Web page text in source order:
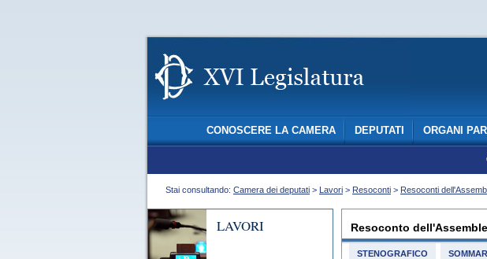
CONOSCERE LA CAMERA DEPUTATI ORGANI
Stai consultando: Camera dei deputati > Lavori > Resoconti > Resoconti
LAVORI Resoconto
STENOGRAFICO